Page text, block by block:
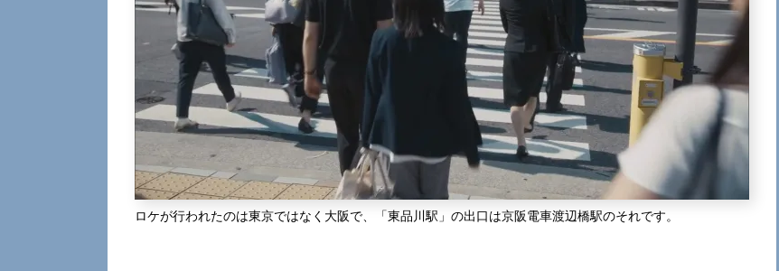
ロケが行われたのは東京ではなく大阪で、「東品川駅」の出口は京阪電車渡辺橋駅のそれです。